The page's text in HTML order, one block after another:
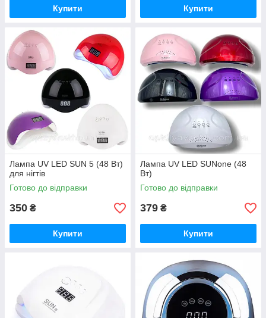
Купити Купити
Лампа UV LED SUN 5 (48 Вт)
для нігтів
Готово до відправки
350 ₴
Купити
Лампа UV LED SUNone (48
Вт)
Готово до відправки
379 ₴
Купити